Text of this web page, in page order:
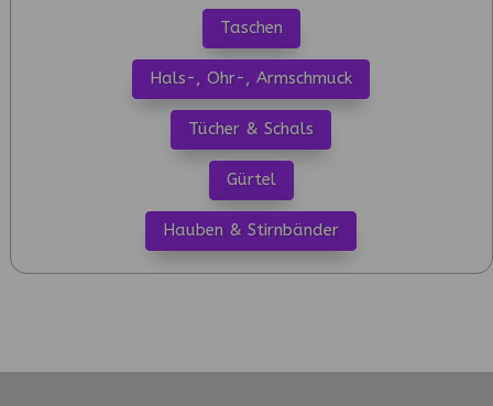
Taschen
Hals-, Ohr-, Armschmuck
Tücher & Schals
Gürtel
Hauben & Stirnbänder